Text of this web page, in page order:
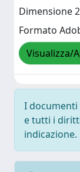
Dimensione
Formato
Visualizza/
I documenti
e tutti i
indicazione.